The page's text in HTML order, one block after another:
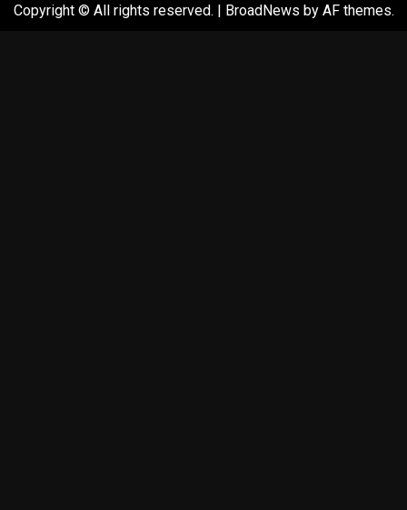
Copyright © All rights reserved. | BroadNews by AF themes.